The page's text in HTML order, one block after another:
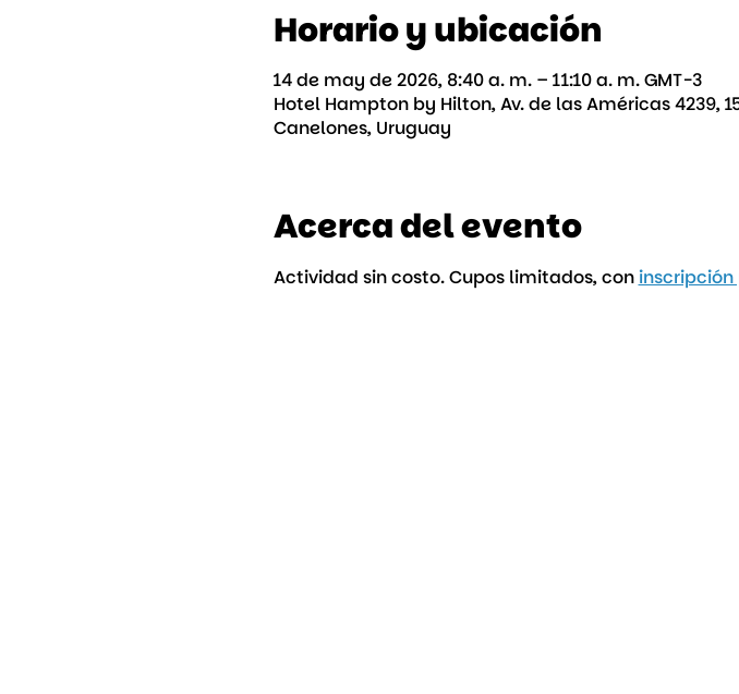
Horario y ubicación
14 de may de 2026, 8:40 a. m. – 11:10 a. m. GMT-3
Hotel Hampton by Hilton, Av. de las Américas 4239,
Canelones, Uruguay
Acerca del evento
Actividad sin costo. Cupos limitados, con inscripción